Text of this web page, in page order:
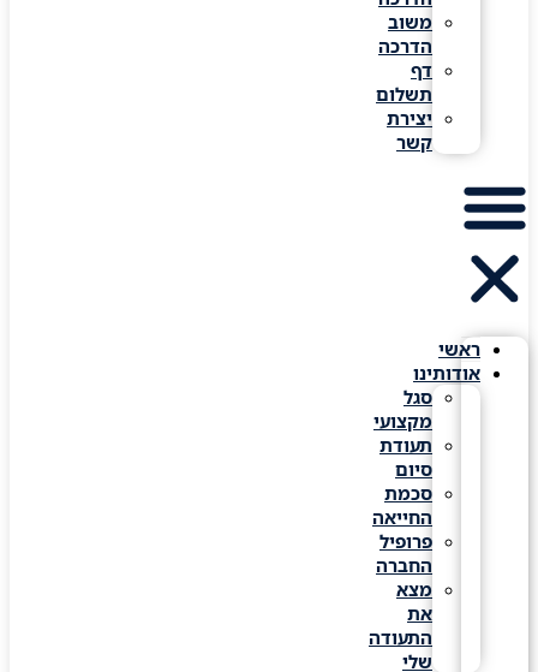
משוב
הדרכה
דף
תשלום
יצירת
ראשי
אודותינו
סגל
מקצועי
תעודת
סכמת
החייאה
פרופיל
החברה
מצא
התעודה